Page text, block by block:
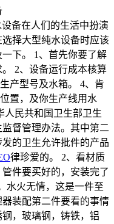
设备在人们的生活中扮演
择大型纯水设备时应该
下。 1、首先你要了解
2、设备运行成本核算
产型号及水箱。 4、肯
置，及你生产线用水
人民共和国卫生部卫生
督管理办法。其中第二
的卫生允许批件的产品
律珍爱的。 2、看材质
件要买好的，安装完了
水火无情，这是一件至
装配第二件要看的事情
，玻璃钢，铸铁，铝